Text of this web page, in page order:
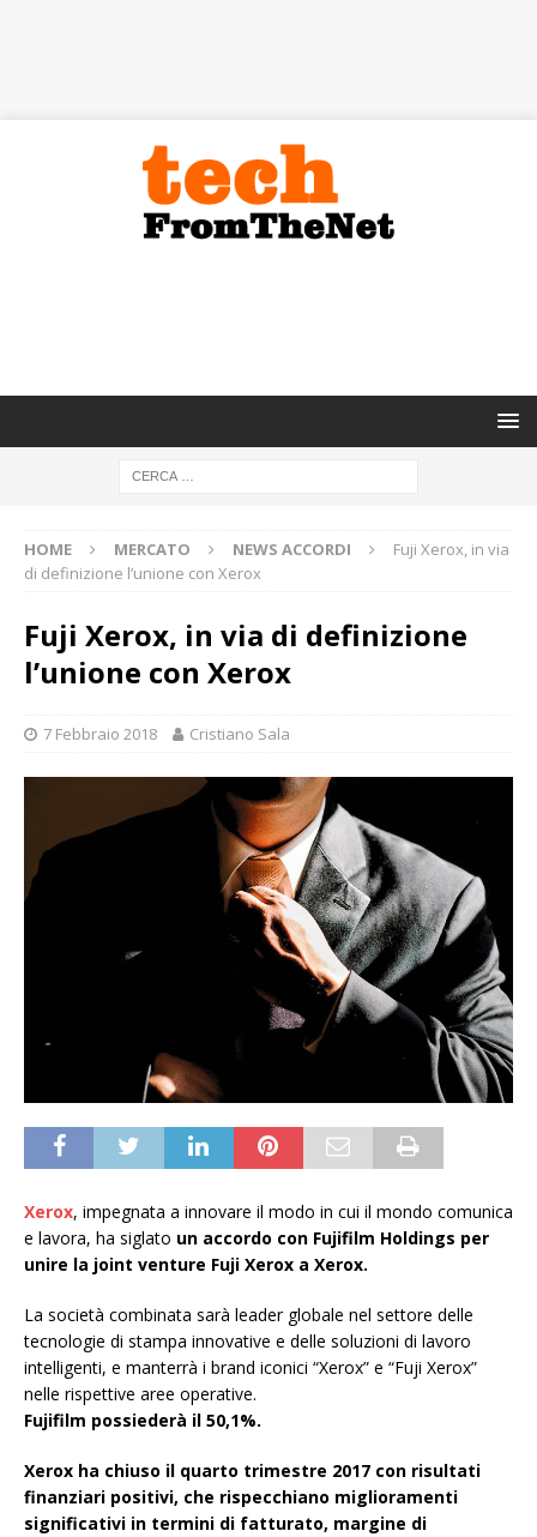
HOME MERCATO NEWS ACCORDI
Fuji Xerox, in via
di definizione l’unione con Xerox
Fuji Xerox, in via di definizione
l’unione con Xerox
7 Febbraio 2018 Cristiano Sala
Xerox, impegnata a innovare il modo in cui il mondo comunica
e lavora, ha siglato un accordo con Fujifilm Holdings per
unire la joint venture Fuji Xerox a Xerox.
La società combinata sarà leader globale nel settore delle
tecnologie di stampa innovative e delle soluzioni di lavoro
intelligenti, e manterrà i brand iconici “Xerox” e “Fuji Xerox”
nelle rispettive aree operative.
Fujifilm possiederà il 50,1%.
Xerox ha chiuso il quarto trimestre 2017 con risultati
finanziari positivi, che rispecchiano miglioramenti
significativi in termini di fatturato, margine di